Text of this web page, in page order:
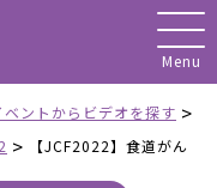
ベントからビデオを探す >
> 【JCF2022】食道がん